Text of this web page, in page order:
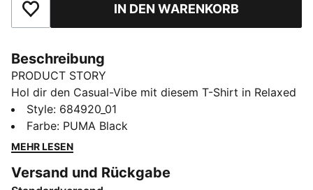
Zu Favoriten hinzufügenIN DEN WARENKORB
Beschreibung
PRODUCT STORY
Hol dir den Casual-Vibe mit diesem T-Shirt in Relaxed
Fit. Mit einem eleganten, gestickten Cat Logo und
einem gerippten Rundhalsausschnitt ist es perfekt für
jedes Abenteuer. Hol dir mühelosen Style für jeden Tag
FEATURES + VORTEILE
Style: 684920_01
Farbe: PUMA Black
MEHR LESEN
Versand und Rückgabe